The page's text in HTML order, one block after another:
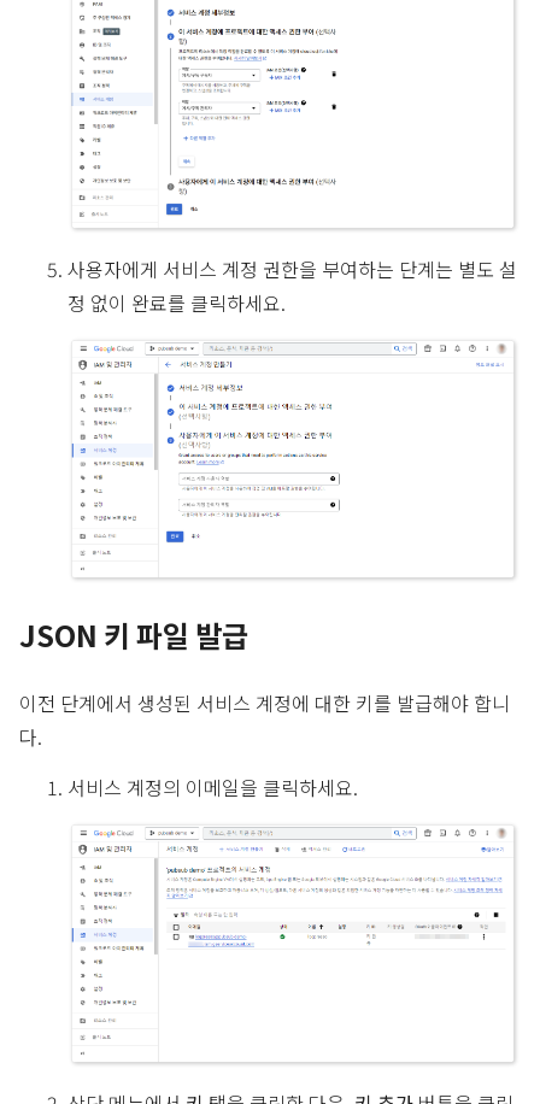
사용자에게 서비스 계정 권한을 부여하는 단계는 별도 설
정 없이 완료를 클릭하세요.
JSON 키 파일 발급
이전 단계에서 생성된 서비스 계정에 대한 키를 발급해야 합니
다.
서비스 계정의 이메일을 클릭하세요.